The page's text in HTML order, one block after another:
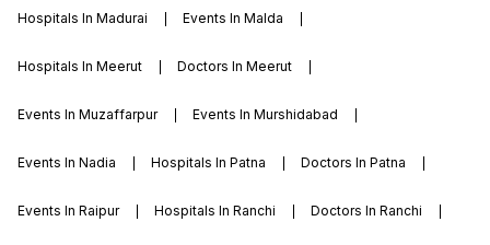
Hospitals In Madurai Events In Malda
Hospitals In Meerut Doctors In Meerut
Events In Muzaffarpur Events In Murshidabad
Events In Nadia Hospitals In Patna Doctors In Patna
Events In Raipur Hospitals In Ranchi Doctors In Ranchi